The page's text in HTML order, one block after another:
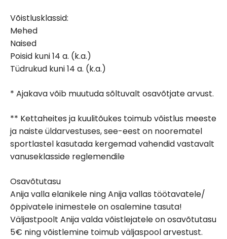
Võistlusklassid:
Mehed
Naised
Poisid kuni 14 a. (k.a.)
Tüdrukud kuni 14 a. (k.a.)
* Ajakava võib muutuda sõltuvalt osavõtjate arvust.
** Kettaheites ja kuulitõukes toimub võistlus meeste
ja naiste üldarvestuses, see-eest on noorematel
sportlastel kasutada kergemad vahendid vastavalt
vanuseklasside reglemendile
Osavõtutasu
Anija valla elanikele ning Anija vallas töötavatele/
õppivatele inimestele on osalemine tasuta!
Väljastpoolt Anija valda võistlejatele on osavõtutasu
5€ ning võistlemine toimub väljaspool arvestust.